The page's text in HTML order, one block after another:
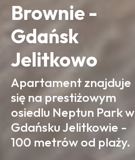
Brownie -
Gdańsk
Jelitkowo
Apartament znajduje
się na prestiżowym
osiedlu Neptun Park w
Gdańsku Jelitkowie -
100 metrów od plaży.